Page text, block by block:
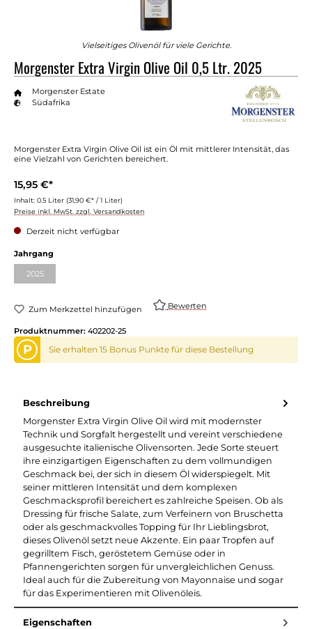
Vielseitiges Olivenöl für viele Gerichte.
Morgenster Extra Virgin Olive Oil 0,5 Ltr. 2025
Morgenster Estate
Südafrika
Morgenster Extra Virgin Olive Oil ist ein Öl mit mittlerer Intensität, das
eine Vielzahl von Gerichten bereichert.
15,95 €*
Inhalt: 0.5 Liter (31,90 €* / 1 Liter)
Preise inkl. MwSt. zzgl. Versandkosten
Derzeit nicht verfügbar
Jahrgang
2025(Diese Option ist zurzeit nicht verfügbar.)
Zum Merkzettel hinzufügen Bewerten
Produktnummer: 402202-25
P Sie erhalten 15 Bonus Punkte für diese Bestellung
Beschreibung
Morgenster Extra Virgin Olive Oil wird mit modernster
Technik und Sorgfalt hergestellt und vereint verschiedene
ausgesuchte italienische Olivensorten. Jede Sorte steuert
ihre einzigartigen Eigenschaften zu dem vollmundigen
Geschmack bei, der sich in diesem Öl widerspiegelt. Mit
seiner mittleren Intensität und dem komplexen
Geschmacksprofil bereichert es zahlreiche Speisen. Ob als
Dressing für frische Salate, zum Verfeinern von Bruschetta
oder als geschmackvolles Topping für Ihr Lieblingsbrot,
dieses Olivenöl setzt neue Akzente. Ein paar Tropfen auf
gegrilltem Fisch, geröstetem Gemüse oder in
Pfannengerichten sorgen für unvergleichlichen Genuss.
Ideal auch für die Zubereitung von Mayonnaise und sogar
für das Experimentieren mit Olivenöleis.
Eigenschaften